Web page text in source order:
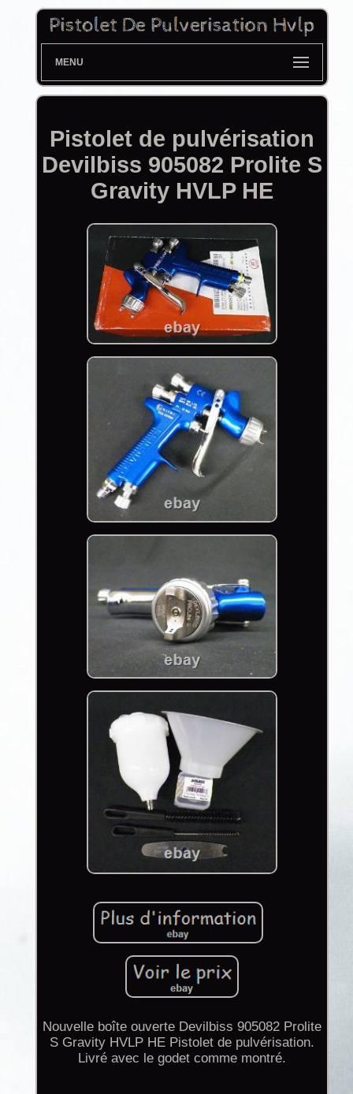
MENU
Pistolet de pulvérisation
Devilbiss 905082 Prolite S
Gravity HVLP HE
Nouvelle boîte ouverte Devilbiss 905082 Prolite
S Gravity HVLP HE Pistolet de pulvérisation.
Livré avec le godet comme montré.